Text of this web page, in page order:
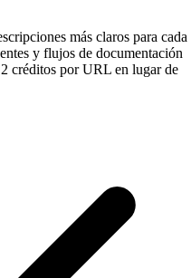
más claros para cada
y flujos de documentación
créditos por URL en lugar de